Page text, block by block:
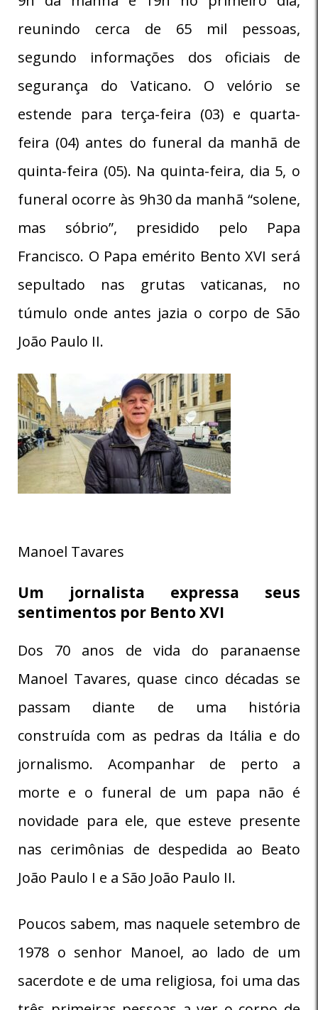
reunindo cerca de 65 mil pessoas,
segundo informações dos oficiais de
segurança do Vaticano. O velório se
estende para terça-feira (03) e quarta-
feira (04) antes do funeral da manhã de
quinta-feira (05). Na quinta-feira, dia 5, o
funeral ocorre às 9h30 da manhã “solene,
mas sóbrio”, presidido pelo Papa
Francisco. O Papa emérito Bento XVI será
sepultado nas grutas vaticanas, no
túmulo onde antes jazia o corpo de São
João Paulo II.
Manoel Tavares
Um jornalista expressa seus
sentimentos por Bento XVI
Dos 70 anos de vida do paranaense
Manoel Tavares, quase cinco décadas se
passam diante de uma história
construída com as pedras da Itália e do
jornalismo. Acompanhar de perto a
morte e o funeral de um papa não é
novidade para ele, que esteve presente
nas cerimônias de despedida ao Beato
João Paulo I e a São João Paulo II.
Poucos sabem, mas naquele setembro de
1978 o senhor Manoel, ao lado de um
sacerdote e de uma religiosa, foi uma das